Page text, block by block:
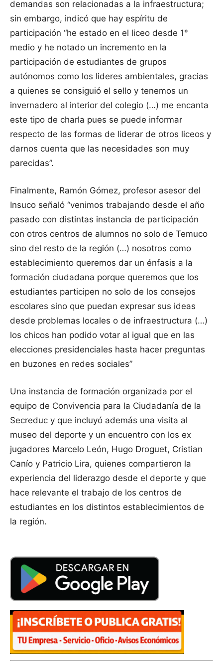
demandas son relacionadas a la infraestructura;
sin embargo, indicó que hay espíritu de
participación “he estado en el liceo desde 1°
medio y he notado un incremento en la
participación de estudiantes de grupos
autónomos como los lideres ambientales, gracias
a quienes se consiguió el sello y tenemos un
invernadero al interior del colegio (…) me encanta
este tipo de charla pues se puede informar
respecto de las formas de liderar de otros liceos y
darnos cuenta que las necesidades son muy
parecidas”.
Finalmente, Ramón Gómez, profesor asesor del
Insuco señaló “venimos trabajando desde el año
pasado con distintas instancia de participación
con otros centros de alumnos no solo de Temuco
sino del resto de la región (…) nosotros como
establecimiento queremos dar un énfasis a la
formación ciudadana porque queremos que los
estudiantes participen no solo de los consejos
escolares sino que puedan expresar sus ideas
desde problemas locales o de infraestructura (…)
los chicos han podido votar al igual que en las
elecciones presidenciales hasta hacer preguntas
en buzones en redes sociales”
Una instancia de formación organizada por el
equipo de Convivencia para la Ciudadanía de la
Secreduc y que incluyó además una visita al
museo del deporte y un encuentro con los ex
jugadores Marcelo León, Hugo Droguet, Cristian
Canío y Patricio Lira, quienes compartieron la
experiencia del liderazgo desde el deporte y que
hace relevante el trabajo de los centros de
estudiantes en los distintos establecimientos de
la región.